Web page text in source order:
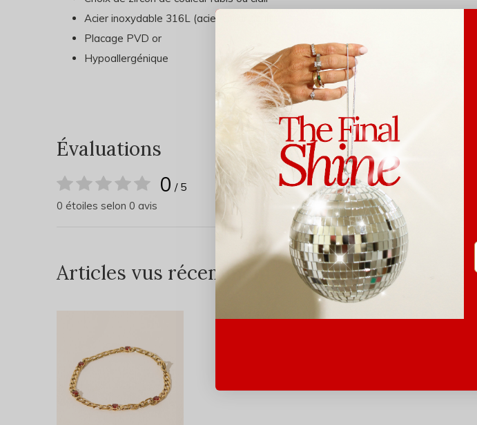
Acier inoxydable 316L (acier chirurgical)
Placage PVD or
Hypoallergénique
Évaluations
0 / 5
0 étoiles selon 0 avis
Articles vus récemment